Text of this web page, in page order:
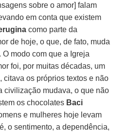
sobre o amor] falam
em conta que existem
como parte da
de hoje, o que, de fato, muda
modo com que a Igreja
foi, por muitas décadas, um
citava os próprios textos e não
civilização mudava, o que não
os chocolates Baci
e mulheres hoje levam
o sentimento, a dependência,